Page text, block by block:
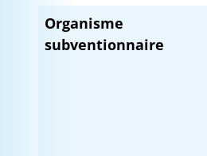
Organisme
subventionnaire